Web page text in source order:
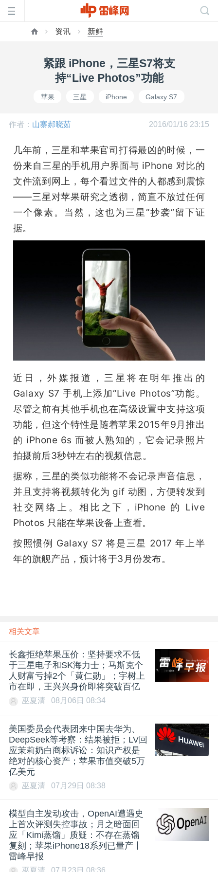
网
开
GAIR
专
题
爱
搞
机
资讯 新鲜
紧跟 iPhone，三星S7将支
持“Live Photos”功能
苹果 三星 iPhone Galaxy S7
作者： 山寨郝晓茹 2016/01/16 23:15
几年前，三星和苹果官司打得最凶的时候，一
份来自三星的手机用户界面与 iPhone 对比的
文件流到网上，每个看过文件的人都感到震惊
——三星对苹果研究之透彻，简直不放过任何
一个像素。当然，这也为三星“抄袭”留下证
据。
近日，外媒报道，三星将在明年推出的
Galaxy S7 手机上添加“Live Photos”功能。
尽管之前有其他手机也在高级设置中支持这项
功能，但这个特性是随着苹果2015年9月推出
的 iPhone 6s 而被人熟知的，它会记录照片
拍摄前后3秒钟左右的视频信息。
据称，三星的类似功能将不会记录声音信息，
并且支持将视频转化为 gif 动图，方便转发到
社交网络上。相比之下，iPhone 的 Live
Photos 只能在苹果设备上查看。
按照惯例 Galaxy S7 将是三星 2017 年上半
年的旗舰产品，预计将于3月份发布。
相关文章
长鑫拒绝苹果压价：坚持要求不低
于三星电子和SK海力士；马斯克个
人财富亏掉2个「黄仁勋」；宇树上
市在即，王兴兴身价即将突破百亿
巫夏清 08月06日 08:34
美国委员会代表团来中国去华为、
DeepSeek等考察：结果被拒；LV回
应茉莉奶白商标诉讼：知识产权是
绝对的核心资产；苹果市值突破5万
亿美元
巫夏清 07月29日 08:38
模型自主发动攻击，OpenAI遭遇史
上首次评测失控事故；月之暗面回
应「Kimi蒸馏」质疑：不存在蒸馏
复刻；苹果iPhone18系列已量产丨
雷峰早报